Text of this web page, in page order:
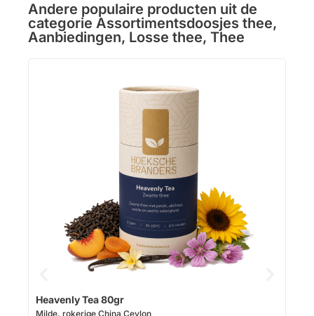
Andere populaire producten uit de
categorie Assortimentsdoosjes thee,
Aanbiedingen, Losse thee, Thee
Heavenly Tea 80gr
Milde, rokerige China Ceylon